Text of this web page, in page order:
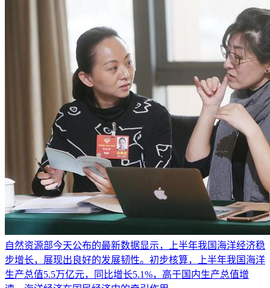
自然资源部今天公布的最新数据显示，上半年我国海洋经济稳
步增长，展现出良好的发展韧性。初步核算，上半年我国海洋
生产总值5.5万亿元，同比增长5.1%，高于国内生产总值增